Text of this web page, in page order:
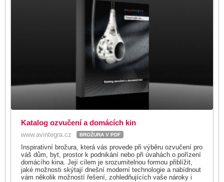
Katalog ozvučení a domácích kin
www.avintegra.cz BROŽURA V PDF
Inspirativní brožura, která vás provede při výběru ozvučení pro
váš dům, byt, prostor k podnikání nebo při úvahách o pořízení
domácího kina. Její cílem je srozumitelnou formou přiblížit,
jaké možnosti skýtají dnešní moderní technologie a nabídnout
vám několik možností řešení, zohledňujících vaše nároky i